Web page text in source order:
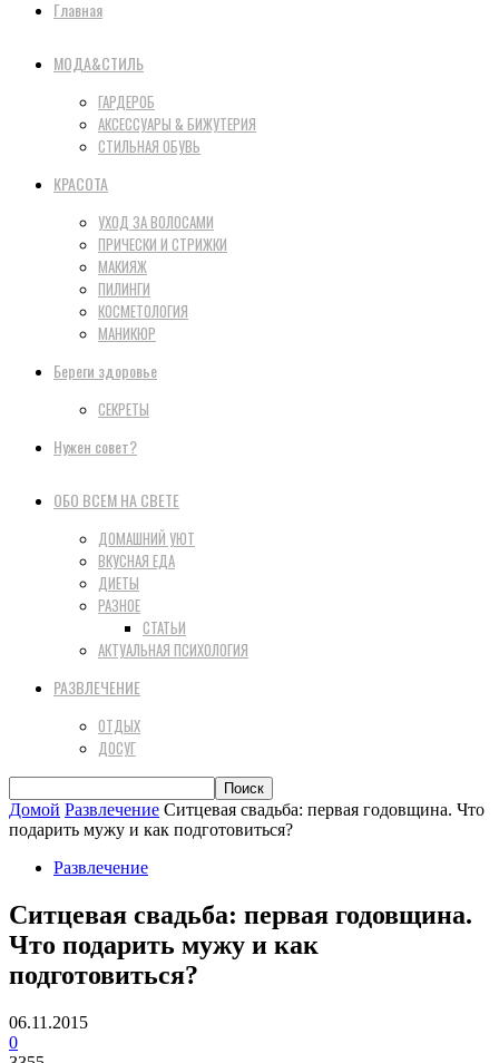
Главная
МОДА&СТИЛЬ
ГАРДЕРОБ
АКСЕССУАРЫ & БИЖУТЕРИЯ
СТИЛЬНАЯ ОБУВЬ
КРАСОТА
УХОД ЗА ВОЛОСАМИ
ПРИЧЕСКИ И СТРИЖКИ
МАКИЯЖ
ПИЛИНГИ
КОСМЕТОЛОГИЯ
МАНИКЮР
Береги здоровье
СЕКРЕТЫ
Нужен совет?
ОБО ВСЕМ НА СВЕТЕ
ДОМАШНИЙ УЮТ
ВКУСНАЯ ЕДА
ДИЕТЫ
РАЗНОЕ
СТАТЬИ
АКТУАЛЬНАЯ ПСИХОЛОГИЯ
РАЗВЛЕЧЕНИЕ
ОТДЫХ
ДОСУГ
Домой Развлечение Ситцевая свадьба: первая годовщина. Что
подарить мужу и как подготовиться?
Развлечение
Ситцевая свадьба: первая годовщина.
Что подарить мужу и как
подготовиться?
06.11.2015
0